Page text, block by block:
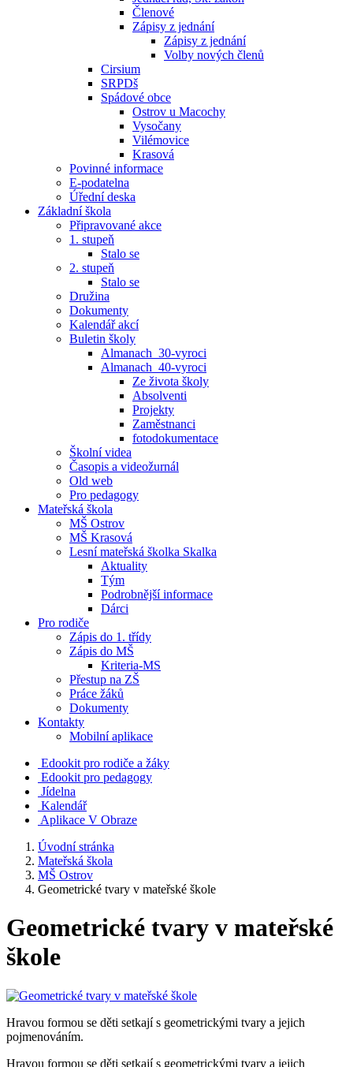
Členové
Zápisy z jednání
Zápisy z jednání
Volby nových členů
Cirsium
SRPDš
Spádové obce
Ostrov u Macochy
Vysočany
Vilémovice
Krasová
Povinné informace
E-podatelna
Úřední deska
Základní škola
Připravované akce
1. stupeň
Stalo se
2. stupeň
Stalo se
Družina
Dokumenty
Kalendář akcí
Buletin školy
Almanach_30-vyroci
Almanach_40-vyroci
Ze života školy
Absolventi
Projekty
Zaměstnanci
fotodokumentace
Školní videa
Časopis a videožurnál
Old web
Pro pedagogy
Mateřská škola
MŠ Ostrov
MŠ Krasová
Lesní mateřská školka Skalka
Aktuality
Tým
Podrobnější informace
Dárci
Pro rodiče
Zápis do 1. třídy
Zápis do MŠ
Kriteria-MS
Přestup na ZŠ
Práce žáků
Dokumenty
Kontakty
Mobilní aplikace
Edookit pro rodiče a žáky
Edookit pro pedagogy
Jídelna
Kalendář
Aplikace V Obraze
Úvodní stránka
Mateřská škola
MŠ Ostrov
Geometrické tvary v mateřské škole
Geometrické tvary v mateřské
škole
Hravou formou se děti setkají s geometrickými tvary a jejich
pojmenováním.
Hravou formou se děti setkají s geometrickými tvary a jejich